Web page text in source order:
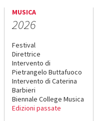
MUSICA
2026
Festival
Direttrice
Intervento di
Pietrangelo Buttafuoco
Intervento di Caterina
Barbieri
Biennale College Musica
Edizioni passate